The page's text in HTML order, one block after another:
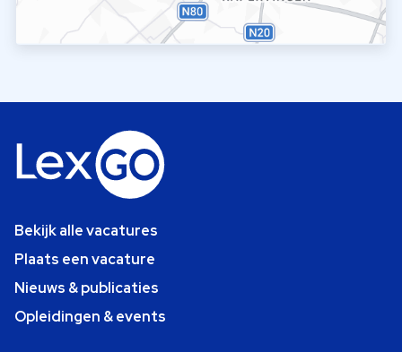
Bekijk alle vacatures
Plaats een vacature
Nieuws & publicaties
Opleidingen & events